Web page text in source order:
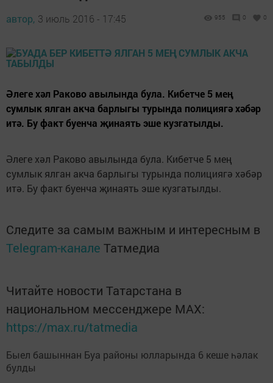
автор, 3 июль 2016 - 17:45 955 0 0
Әлеге хәл Раково авылында була. Кибетче 5 мең
сумлык ялган акча барлыгы турында полициягә хәбәр
итә. Бу факт буенча җинаять эше кузгатылды.
Әлеге хәл Раково авылында була. Кибетче 5 мең
сумлык ялган акча барлыгы турында полициягә хәбәр
итә. Бу факт буенча җинаять эше кузгатылды.
Следите за самым важным и интересным в
Telegram-канале Татмедиа
Читайте новости Татарстана в
национальном мессенджере MАХ:
https://max.ru/tatmedia
Быел башыннан Буа районы юлларында 6 кеше һәлак
булды